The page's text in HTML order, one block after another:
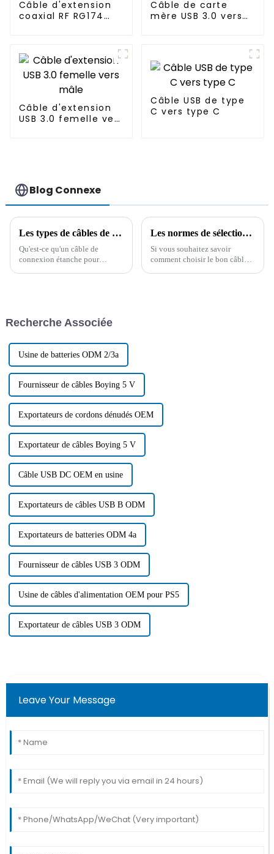
Câble d'extension
coaxial RF RG174
Câble de carte
mère USB 3.0 vers
Câble d'extension
USB 3.0 femelle vers
Câble USB de type
C vers type C
Blog Connexe
Les types de câbles de connexion étanches pour produits d'éclairage et leur application
Qu'est-ce qu'un câble de
connexion étanche pour
connexion étanche pour
Les normes de sélection du câble allume-cigare de voiture et ses précautions d'utilisation
Si vous souhaitez savoir
comment choisir le bon câble
Recherche Associée
Usine de batteries ODM 2/3a
Fournisseur de câbles Boying 5 V
Exportateurs de cordons dénudés OEM
Exportateur de câbles Boying 5 V
Câble USB DC OEM en usine
Exportateurs de câbles USB B ODM
Exportateurs de batteries ODM 4a
Fournisseur de câbles USB 3 ODM
Usine de câbles d'alimentation OEM pour PS5
Exportateur de câbles USB 3 ODM
Leave Your Message